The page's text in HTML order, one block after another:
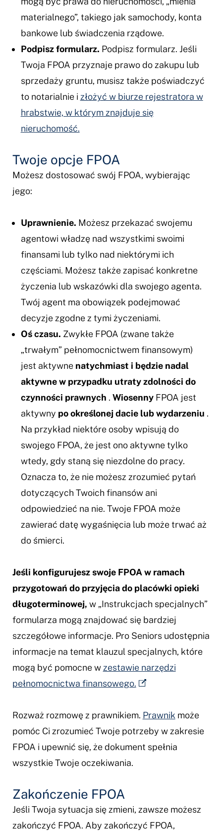
materialnego”, takiego jak samochody, konta
bankowe lub świadczenia rządowe.
Podpisz formularz. Podpisz formularz. Jeśli
Twoja FPOA przyznaje prawo do zakupu lub
sprzedaży gruntu, musisz także poświadczyć
to notarialnie i złożyć w biurze rejestratora w
hrabstwie, w którym znajduje się
nieruchomość.
Twoje opcje FPOA
Możesz dostosować swój FPOA, wybierając
jego:
Uprawnienie. Możesz przekazać swojemu
agentowi władzę nad wszystkimi swoimi
finansami lub tylko nad niektórymi ich
częściami. Możesz także zapisać konkretne
życzenia lub wskazówki dla swojego agenta.
Twój agent ma obowiązek podejmować
decyzje zgodne z tymi życzeniami.
Oś czasu. Zwykłe FPOA (zwane także
„trwałym” pełnomocnictwem finansowym)
jest aktywne natychmiast i będzie nadal
aktywne w przypadku utraty zdolności do
czynności prawnych . WiosennyFPOA jest
aktywny po określonej dacie lub wydarzeniu .
Na przykład niektóre osoby wpisują do
swojego FPOA, że jest ono aktywne tylko
wtedy, gdy staną się niezdolne do pracy.
Oznacza to, że nie możesz zrozumieć pytań
dotyczących Twoich finansów ani
odpowiedzieć na nie. Twoje FPOA może
zawierać datę wygaśnięcia lub może trwać aż
do śmierci.
Jeśli konfigurujesz swoje FPOA w ramach
przygotowań do przyjęcia do placówki opieki
długoterminowej, w „Instrukcjach specjalnych”
formularza mogą znajdować się bardziej
szczegółowe informacje. Pro Seniors udostępnia
informacje na temat klauzul specjalnych, które
mogą być pomocne w zestawie narzędzi
pełnomocnictwa finansowego.
Rozważ rozmowę z prawnikiem. Prawnik może
pomóc Ci zrozumieć Twoje potrzeby w zakresie
FPOA i upewnić się, że dokument spełnia
wszystkie Twoje oczekiwania.
Zakończenie FPOA
Jeśli Twoja sytuacja się zmieni, zawsze możesz
zakończyć FPOA. Aby zakończyć FPOA,